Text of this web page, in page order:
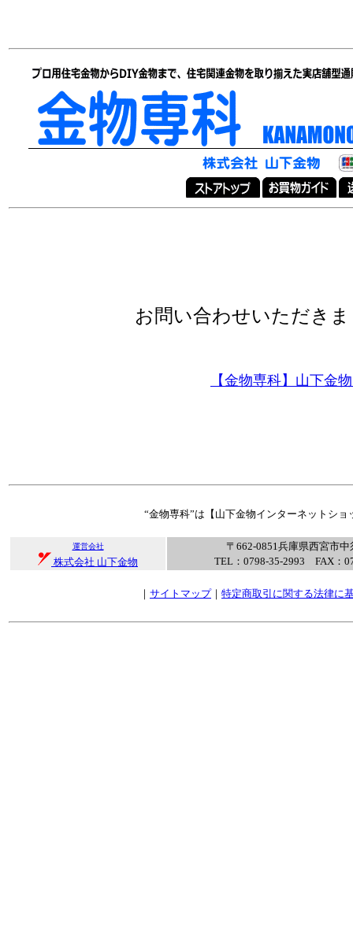
お問い合わせいただき
【金物専科】山下金
“金物専科”は【山下金物インターネットシ
運営会社
株式会社 山下金物
〒662-0851兵庫県西宮市中
TEL：0798-35-2993 FAX：
｜ サイトマップ｜ 特定商取引に関する法律に